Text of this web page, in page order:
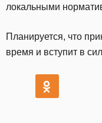
локальными
Планируется, что
время и вступит в